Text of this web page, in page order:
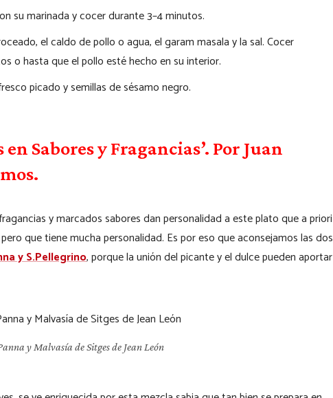
su marinada y cocer durante 3–4 minutos.
el caldo de pollo o agua, el garam masala y la sal. Cocer
o hasta que el pollo esté hecho en su interior.
picado y semillas de sésamo negro.
Sabores y Fragancias’. Por Juan
y marcados sabores dan personalidad a este plato que a priori
que tiene mucha personalidad. Es por eso que aconsejamos las dos
y S.Pellegrino, porque la unión del picante y el dulce pueden aportar
y Malvasía de Sitges de Jean León